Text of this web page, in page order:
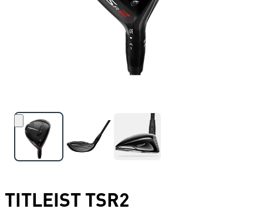
TITLEIST TSR2